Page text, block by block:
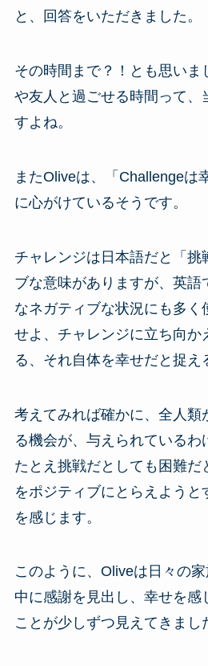
と、回答をいただきました。
その時間まで？！とも思いま
や友人と過ごせる時間って、
すよね。
またOliveは、「Challengeは
に心がけているそうです。
チャレンジは日本語だと「挑
ブな意味がありますが、英語
なネガティブな状況にも多く
せよ、チャレンジに立ち向か
る、それ自体を幸せだと捉え
考えてみれば確かに、全人類
る機会が、与えられているわ
たとえ挑戦だとしても困難だ
をポジティブにとらえようと
を感じます。
このように、Oliveは日々の
中に感謝を見出し、幸せを感
ことが少しずつ見えてきまし